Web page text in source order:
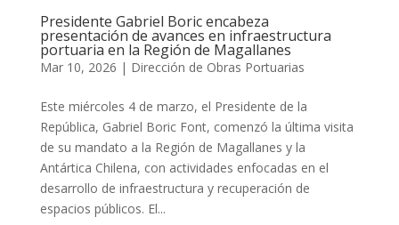
Presidente Gabriel Boric encabeza
presentación de avances en infraestructura
portuaria en la Región de Magallanes
Mar 10, 2026 | Dirección de Obras Portuarias
Este miércoles 4 de marzo, el Presidente de la
República, Gabriel Boric Font, comenzó la última visita
de su mandato a la Región de Magallanes y la
Antártica Chilena, con actividades enfocadas en el
desarrollo de infraestructura y recuperación de
espacios públicos. El...